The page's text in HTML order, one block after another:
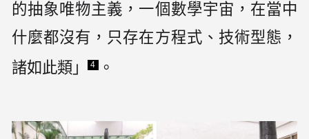
的抽象唯物主義，一個數學宇宙，在當中
什麼都沒有，只存在方程式、技術型態，
諸如此類」 4 。